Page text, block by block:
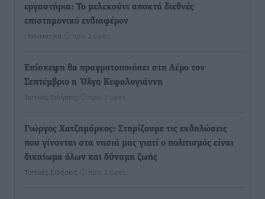
εργαστήρια: Το μελεκούνι αποκτά διεθνές
επιστημονικό ενδιαφέρον
Πολιτιστικά πριν 2 ώρες
Επίσκεψη θα πραγματοποιήσει στη Λέρο τον
Σεπτέμβριο η Όλγα Κεφαλογιάννη
Τοπικές Ειδήσεις πριν 3 ώρες
Γιώργος Χατζημάρκος: Στηρίζουμε τις εκδηλώσεις
που γίνονται στα νησιά μας γιατί ο πολιτισμός είναι
δικαίωμα όλων και δύναμη ζωής
Τοπικές Ειδήσεις πριν 3 ώρες